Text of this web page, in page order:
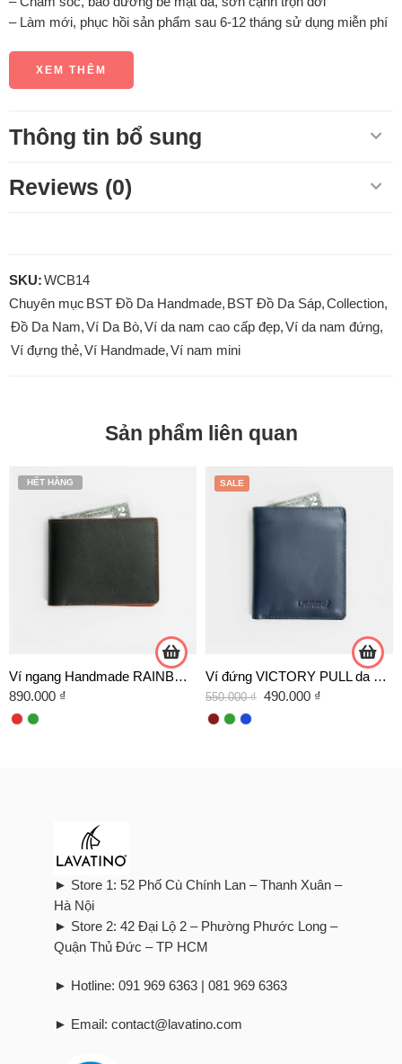
– Làm mới, phục hồi sản phẩm sau 6-12 tháng sử dụng miễn phí
XEM THÊM
Thông tin bổ sung
Reviews (0)
SKU:WCB14
Chuyên mục BST Đồ Da Handmade, BST Đồ Da Sáp,Collection,
Đồ Da Nam,Ví Da Bò,Ví da nam cao cấp đẹp,Ví da nam đứng,
Ví đựng thẻ,Ví Handmade,Ví nam mini
Sản phẩm liên quan
HẾT HÀNG
Ví ngang Handmade RAINBOW da bò Italy
890.000 ₫
SALE
Ví đứng VICTORY PULL da Pullup cao cấp
550.000₫ 490.000 ₫
► Store 1: 52 Phố Cù Chính Lan – Thanh Xuân –
Hà Nội
► Store 2: 42 Đại Lộ 2 – Phường Phước Long –
Quận Thủ Đức – TP HCM
► Hotline: 091 969 6363 | 081 969 6363
► Email: contact@lavatino.com